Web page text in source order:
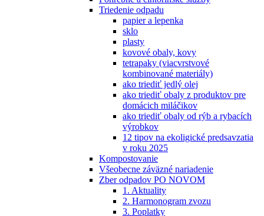
Triedenie odpadu
papier a lepenka
sklo
plasty
kovové obaly, kovy
tetrapaky (viacvrstvové
kombinované materiály)
ako triediť jedlý olej
ako triediť obaly z produktov pre
domácich miláčikov
ako triediť obaly od rýb a rybacích
výrobkov
12 tipov na ekoligické predsavzatia
v roku 2025
Kompostovanie
Všeobecne záväzné nariadenie
Zber odpadov PO NOVOM
1. Aktuality
2. Harmonogram zvozu
3. Poplatky